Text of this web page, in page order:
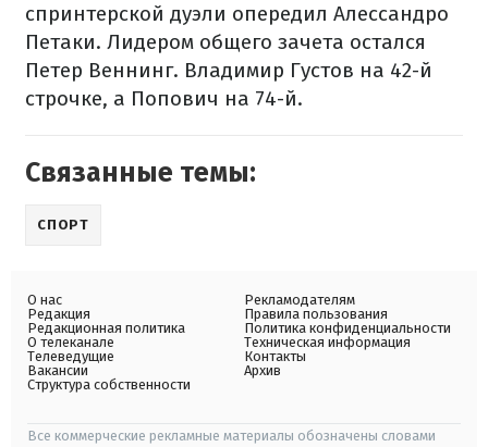
спринтерской дуэли опередил Алессандро
Петаки. Лидером общего зачета остался
Петер Веннинг. Владимир Густов на 42-й
строчке, а Попович на 74-й.
Связанные темы:
СПОРТ
О нас
Редакция
Редакционная политика
О телеканале
Телеведущие
Вакансии
Структура собственности
Рекламодателям
Правила пользования
Политика конфиденциальности
Техническая информация
Контакты
Архив
Все коммерческие рекламные материалы обозначены словами